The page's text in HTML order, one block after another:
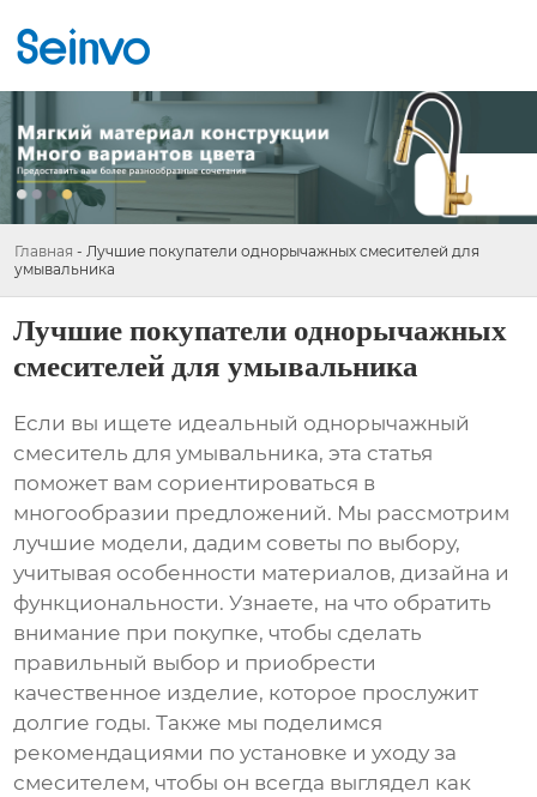
Главная - Лучшие покупатели однорычажных смесителей для
умывальника
Лучшие покупатели однорычажных
смесителей для умывальника
Если вы ищете идеальный однорычажный
смеситель для умывальника, эта статья
поможет вам сориентироваться в
многообразии предложений. Мы рассмотрим
лучшие модели, дадим советы по выбору,
учитывая особенности материалов, дизайна и
функциональности. Узнаете, на что обратить
внимание при покупке, чтобы сделать
правильный выбор и приобрести
качественное изделие, которое прослужит
долгие годы. Также мы поделимся
рекомендациями по установке и уходу за
смесителем, чтобы он всегда выглядел как